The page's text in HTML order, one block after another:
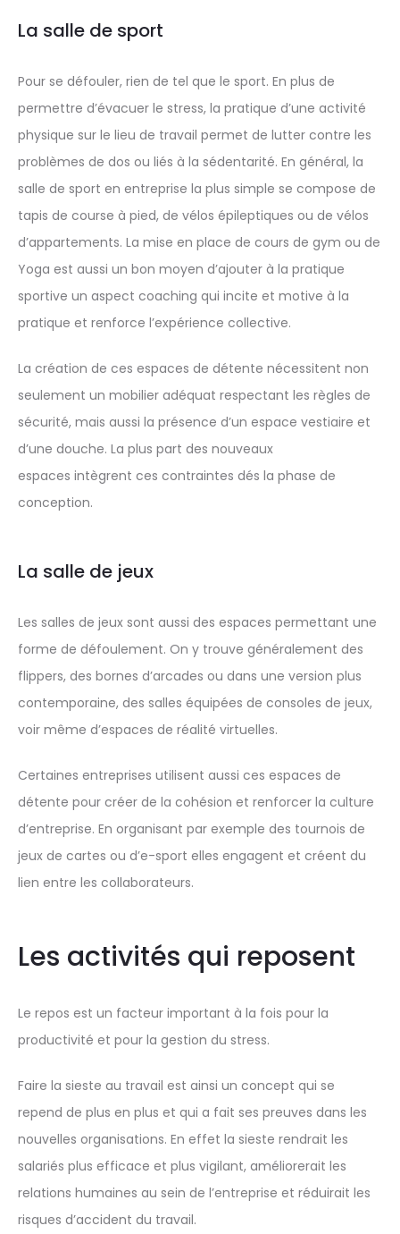
La salle de sport
Pour se défouler, rien de tel que le sport. En plus de
permettre d’évacuer le stress, la pratique d’une activité
physique sur le lieu de travail permet de lutter contre les
problèmes de dos ou liés à la sédentarité. En général, la
salle de sport en entreprise la plus simple se compose de
tapis de course à pied, de vélos épileptiques ou de vélos
d’appartements. La mise en place de cours de gym ou de
Yoga est aussi un bon moyen d’ajouter à la pratique
sportive un aspect coaching qui incite et motive à la
pratique et renforce l’expérience collective.
La création de ces espaces de détente nécessitent non
seulement un mobilier adéquat respectant les règles de
sécurité, mais aussi la présence d’un espace vestiaire et
d’une douche. La plus part des nouveaux
espaces intègrent ces contraintes dés la phase de
conception.
La salle de jeux
Les salles de jeux sont aussi des espaces permettant une
forme de défoulement. On y trouve généralement des
flippers, des bornes d’arcades ou dans une version plus
contemporaine, des salles équipées de consoles de jeux,
voir même d’espaces de réalité virtuelles.
Certaines entreprises utilisent aussi ces espaces de
détente pour créer de la cohésion et renforcer la culture
d’entreprise. En organisant par exemple des tournois de
jeux de cartes ou d’e-sport elles engagent et créent du
lien entre les collaborateurs.
Les activités qui reposent
Le repos est un facteur important à la fois pour la
productivité et pour la gestion du stress.
Faire la sieste au travail est ainsi un concept qui se
repend de plus en plus et qui a fait ses preuves dans les
nouvelles organisations. En effet la sieste rendrait les
salariés plus efficace et plus vigilant, améliorerait les
relations humaines au sein de l’entreprise et réduirait les
risques d’accident du travail.